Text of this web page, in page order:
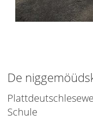
De
Schule